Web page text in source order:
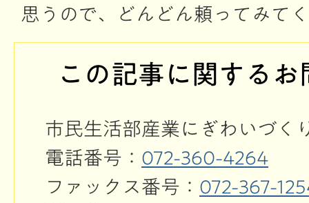
思うので、どんどん頼ってみて
この記事に関する
市民生活部産業にぎわいづく
電話番号： 072-360-4264
ファックス番号： 072-367-